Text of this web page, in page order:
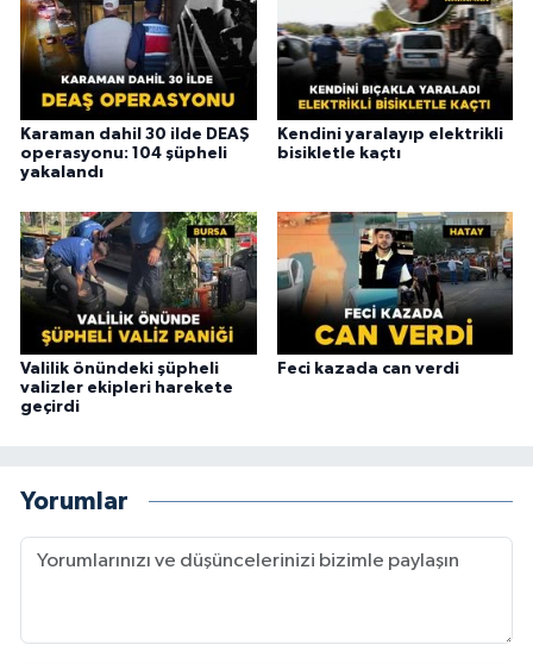
Karaman dahil 30 ilde DEAŞ
operasyonu: 104 şüpheli
yakalandı
Kendini yaralayıp elektrikli
bisikletle kaçtı
Valilik önündeki şüpheli
valizler ekipleri harekete
geçirdi
Feci kazada can verdi
Yorumlar